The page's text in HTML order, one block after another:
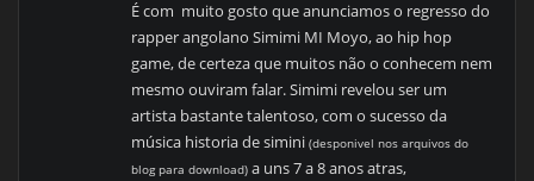
É com muito gosto que anunciamos o regresso do
rapper angolano Simimi MI Moyo, ao hip hop
game, de certeza que muitos não o conhecem nem
mesmo ouviram falar. Simimi revelou ser um
artista bastante talentoso, com o sucesso da
música historia de simini (desponivel nos arquivos do
blog para download) a uns 7 a 8 anos atras,